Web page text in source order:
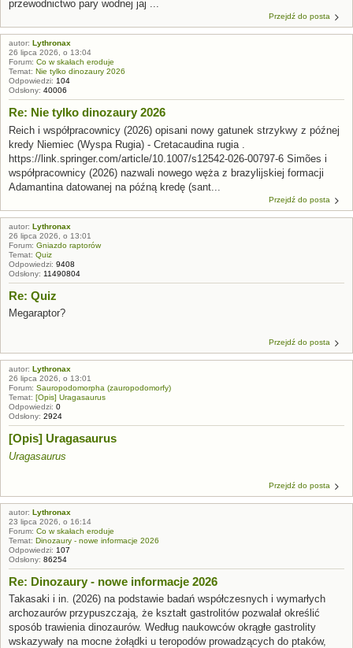
przewodnictwo pary wodnej jaj ...
Przejdź do posta
autor: Lythronax
26 lipca 2026, o 13:04
Forum: Co w skałach eroduje
Temat: Nie tylko dinozaury 2026
Odpowiedzi: 104
Odsłony: 40006
Re: Nie tylko dinozaury 2026
Reich i współpracownicy (2026) opisani nowy gatunek strzykwy z późnej
kredy Niemiec (Wyspa Rugia) - Cretacaudina rugia .
https://link.springer.com/article/10.1007/s12542-026-00797-6 Simões i
współpracownicy (2026) nazwali nowego węża z brazylijskiej formacji
Adamantina datowanej na późną kredę (sant...
Przejdź do posta
autor: Lythronax
26 lipca 2026, o 13:01
Forum: Gniazdo raptorów
Temat: Quiz
Odpowiedzi: 9408
Odsłony: 11490804
Re: Quiz
Megaraptor?
Przejdź do posta
autor: Lythronax
26 lipca 2026, o 13:01
Forum: Sauropodomorpha (zauropodomorfy)
Temat: [Opis] Uragasaurus
Odpowiedzi: 0
Odsłony: 2924
[Opis] Uragasaurus
Uragasaurus
Przejdź do posta
autor: Lythronax
23 lipca 2026, o 16:14
Forum: Co w skałach eroduje
Temat: Dinozaury - nowe informacje 2026
Odpowiedzi: 107
Odsłony: 86254
Re: Dinozaury - nowe informacje 2026
Takasaki i in. (2026) na podstawie badań współczesnych i wymarłych
archozaurów przypuszczają, że kształt gastrolitów pozwalał określić
sposób trawienia dinozaurów. Według naukowców okrągłe gastrolity
wskazywały na mocne żołądki u teropodów prowadzących do ptaków,